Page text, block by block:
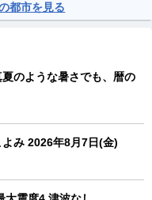
都市を見る
のような暑さでも、暦の
み 2026年8月7日(金)